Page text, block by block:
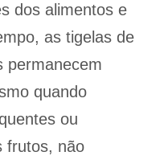
dos alimentos e
as tigelas de
permanecem
quando
ou
frutos, não